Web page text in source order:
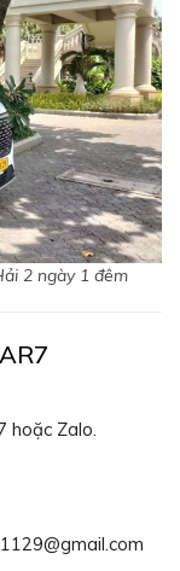
2 ngày 1 đêm
hoặc Zalo.